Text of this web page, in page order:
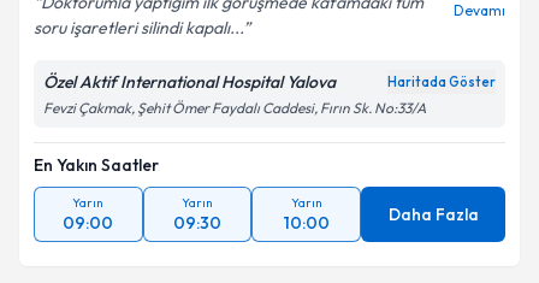
Kişisel verilerimin işlenmesine ilişkin
kapsamda işlenmesini kabul ediyorum.
soru işaretleri silindi kapalı...
Devamı
Özel Aktif International Hospital Yalova Haritada Göster
Fevzi Çakmak, Şehit Ömer Faydalı Caddesi, Fırın Sk. No:33/A
En Yakın Saatler
Yarın
09:00
Yarın
09:30
Yarın
10:00 Daha Fazla